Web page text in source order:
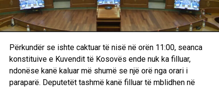
Zhvillimet e sotme dhe ndërprerja e seancës në Kuvendin
e Kosovës kanë nxitur një seri reagimesh të ashpra mes
përfaqësuesve të pozitës dhe opozitës. Derisa Lëvizja
kryeministrit, përfaqësuesit e PDK-së dhe LDK-së e
shohin Lëvizjen Vetëvendosje si përgjegjësen kryesore
për bllokadën dhe përshkallëzimin e situatës.
Përkundër se ishte caktuar të nisë në orën 11:00, seanca
konstituive e Kuvendit të Kosovës ende nuk ka filluar,
ndonëse kanë kaluar më shumë se një orë nga orari i
paraparë. Deputetët tashmë kanë filluar të mblidhen në